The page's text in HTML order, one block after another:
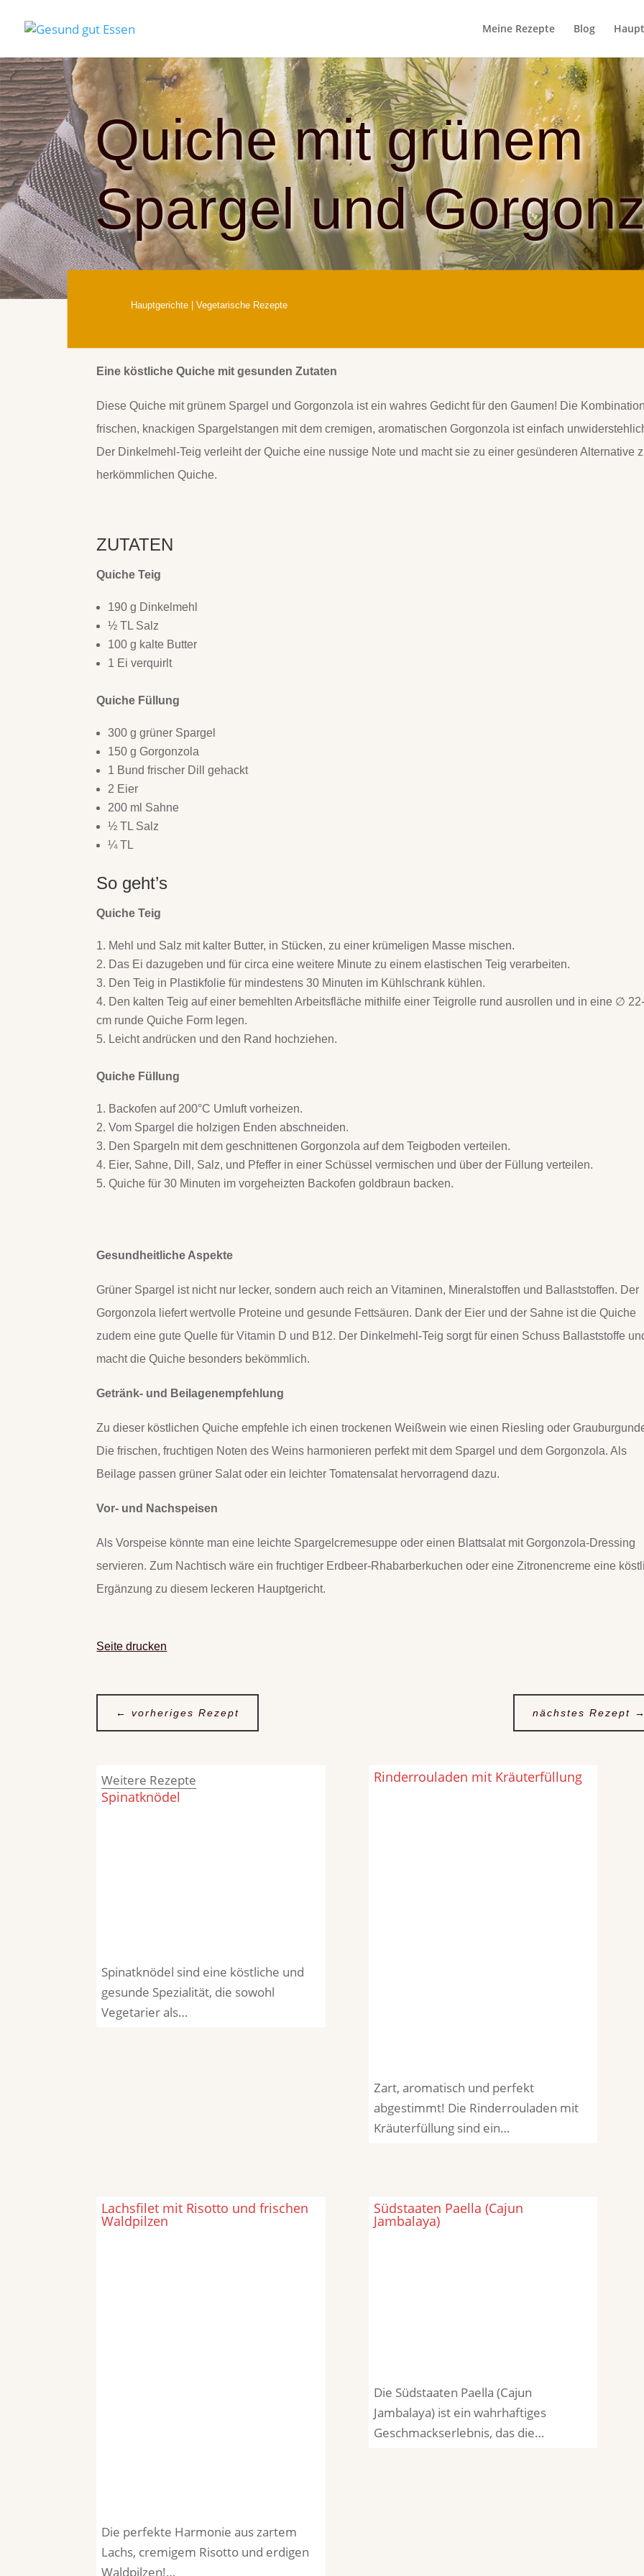
Meine Rezepte Blog
Quiche mit grünem
Spargel und
Hauptgerichte| Vegetarische Rezepte
Eine köstliche Quiche mit gesunden Zutaten
Diese Quiche mit grünem Spargel und Gorgonzola ist ein wahres Gedicht für den Gaumen! Die
frischen, knackigen Spargelstangen mit dem cremigen, aromatischen Gorgonzola ist einfach
Der Dinkelmehl-Teig verleiht der Quiche eine nussige Note und macht sie zu einer gesünderen Alternative
herkömmlichen Quiche.
ZUTATEN
Quiche Teig
190 g Dinkelmehl
½ TL Salz
100 g kalte Butter
1 Ei verquirlt
Quiche Füllung
300 g grüner Spargel
150 g Gorgonzola
1 Bund frischer Dill gehackt
2 Eier
200 ml Sahne
½ TL Salz
¼ TL
So geht’s
Quiche Teig
Mehl und Salz mit kalter Butter, in Stücken, zu einer krümeligen Masse mischen.
Das Ei dazugeben und für circa eine weitere Minute zu einem elastischen Teig verarbeiten.
Den Teig in Plastikfolie für mindestens 30 Minuten im Kühlschrank kühlen.
Den kalten Teig auf einer bemehlten Arbeitsfläche mithilfe einer Teigrolle rund ausrollen und in eine ∅
cm runde Quiche Form legen.
Leicht andrücken und den Rand hochziehen.
Quiche Füllung
Backofen auf 200°C Umluft vorheizen.
Vom Spargel die holzigen Enden abschneiden.
Den Spargeln mit dem geschnittenen Gorgonzola auf dem Teigboden verteilen.
Eier, Sahne, Dill, Salz, und Pfeffer in einer Schüssel vermischen und über der Füllung verteilen.
Quiche für 30 Minuten im vorgeheizten Backofen goldbraun backen.
Gesundheitliche Aspekte
Grüner Spargel ist nicht nur lecker, sondern auch reich an Vitaminen, Mineralstoffen und Ballaststoffen. Der
Gorgonzola liefert wertvolle Proteine und gesunde Fettsäuren. Dank der Eier und der Sahne ist die Quiche
zudem eine gute Quelle für Vitamin D und B12. Der Dinkelmehl-Teig sorgt für einen Schuss Ballaststoffe
macht die Quiche besonders bekömmlich.
Getränk- und Beilagenempfehlung
Zu dieser köstlichen Quiche empfehle ich einen trockenen Weißwein wie einen Riesling oder
Die frischen, fruchtigen Noten des Weins harmonieren perfekt mit dem Spargel und dem Gorgonzola. Als
Beilage passen grüner Salat oder ein leichter Tomatensalat hervorragend dazu.
Vor- und Nachspeisen
Als Vorspeise könnte man eine leichte Spargelcremesuppe oder einen Blattsalat mit Gorgonzola-Dressing
servieren. Zum Nachtisch wäre ein fruchtiger Erdbeer-Rhabarberkuchen oder eine Zitronencreme eine
Ergänzung zu diesem leckeren Hauptgericht.
Seite drucken
←vorheriges Rezept nächstes Rezept
Weitere Rezepte
Spinatknödel
Spinatknödel sind eine köstliche und
gesunde Spezialität, die sowohl
Vegetarier als…
Rinderrouladen mit Kräuterfüllung
Zart, aromatisch und perfekt
abgestimmt! Die Rinderrouladen mit
Kräuterfüllung sind ein…
Lachsfilet mit Risotto und frischen
Waldpilzen
Die perfekte Harmonie aus zartem
Lachs, cremigem Risotto und erdigen
Waldpilzen!…
Südstaaten Paella (Cajun
Jambalaya)
Die Südstaaten Paella (Cajun
Jambalaya) ist ein wahrhaftiges
Geschmackserlebnis, das die…